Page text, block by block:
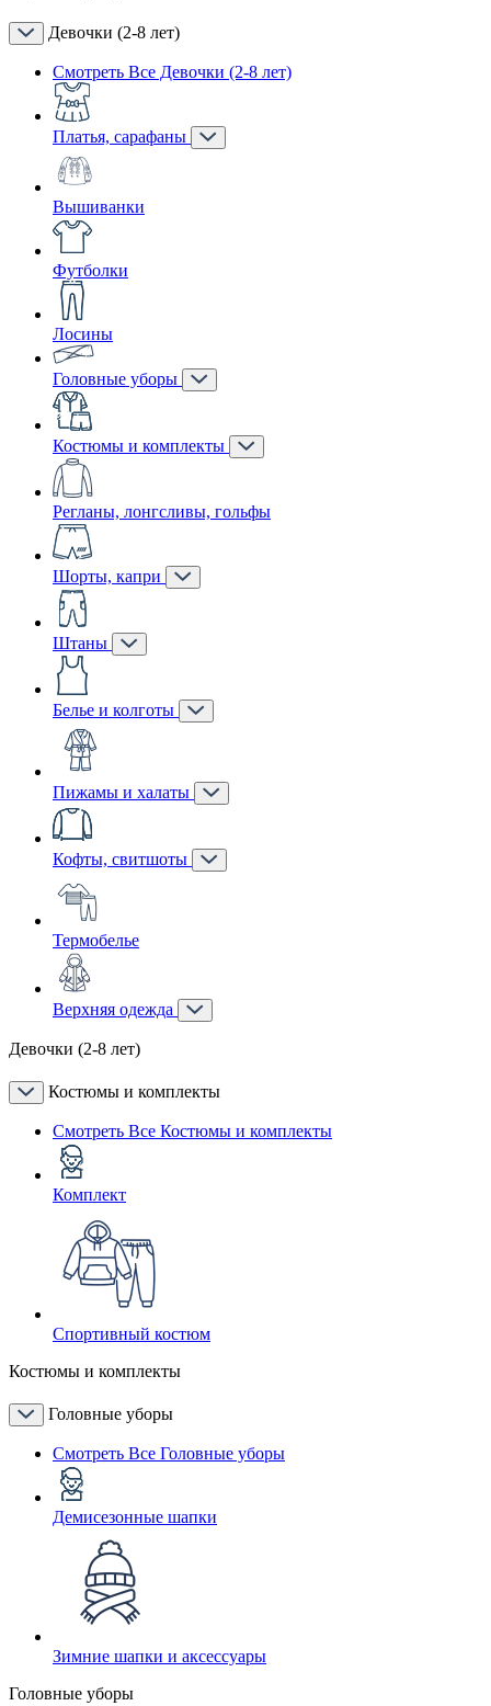
Девочки (2-8 лет)
Смотреть Все Девочки (2-8 лет)
Платья, сарафаны
Вышиванки
Футболки
Лосины
Головные уборы
Костюмы и комплекты
Регланы, лонгсливы, гольфы
Шорты, капри
Штаны
Белье и колготы
Пижамы и халаты
Кофты, свитшоты
Термобелье
Верхняя одежда
Девочки (2-8 лет)
Костюмы и комплекты
Смотреть Все Костюмы и комплекты
Комплект
Спортивный костюм
Костюмы и комплекты
Головные уборы
Смотреть Все Головные уборы
Демисезонные шапки
Зимние шапки и аксессуары
Головные уборы